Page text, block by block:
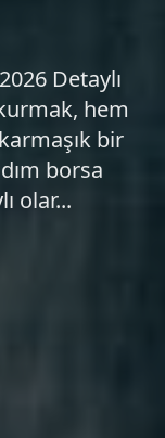
Detaylı
hem
bir
borsa
olar...